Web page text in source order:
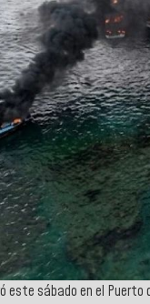
este sábado en el Puerto